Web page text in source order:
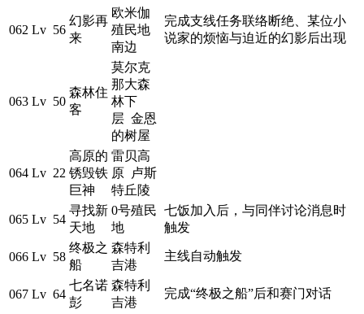
062 Lv 56
幻影再
来
欧米伽
殖民地
南边
完成支线任务联络断绝、某位小
说家的烦恼与迫近的幻影后出现
063 Lv 50
森林住
客
莫尔克
那大森
林下
层 金恩
的树屋
064 Lv 22
高原的
锈毁铁
巨神
雷贝高
原 卢斯
特丘陵
065 Lv 54
寻找新
天地
0号殖民
地
七饭加入后，与同伴讨论消息时
触发
066 Lv 58
终极之
船
森特利
吉港
主线自动触发
067 Lv 64
七名诺
彭
森特利
吉港
完成“终极之船”后和赛门对话